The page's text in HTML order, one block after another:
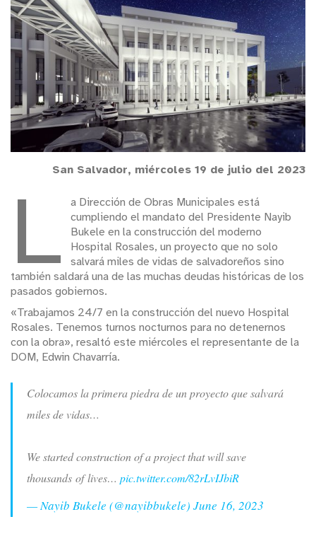
San Salvador, miércoles 19 de julio del 2023
L
a Dirección de Obras Municipales está
cumpliendo el mandato del Presidente Nayib
Bukele en la construcción del moderno
Hospital Rosales, un proyecto que no solo
salvará miles de vidas de salvadoreños sino
también saldará una de las muchas deudas históricas de los
pasados gobiernos.
«Trabajamos 24/7 en la construcción del nuevo Hospital
Rosales. Tenemos turnos nocturnos para no detenernos
con la obra», resaltó este miércoles el representante de la
DOM, Edwin Chavarría.
Colocamos la primera piedra de un proyecto que salvará
miles de vidas…
We started construction of a project that will save
thousands of lives… pic.twitter.com/82rLvIJbiR
— Nayib Bukele (@nayibbukele) June 16, 2023